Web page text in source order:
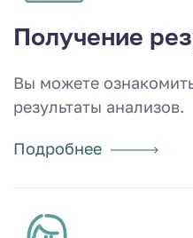
Получение
Вы можете
результаты анализов.
Подробнее